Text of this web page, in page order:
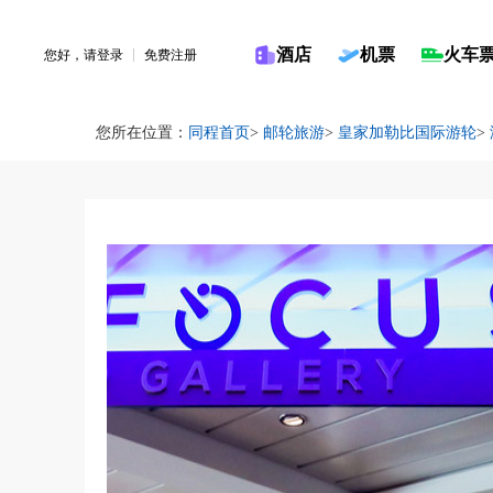
您好，请登录 免费注册 酒店 机票 火车
您所在位置： 同程首页> 邮轮旅游> 皇家加勒比国际游轮>